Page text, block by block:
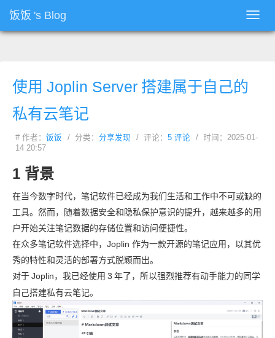
饭饭 's Blog
使用 Joplin Server 搭建属于自己的
私有云笔记
# 作者： 饭饭 / 分类： 分享发现 / 评论： 5 评论
/ 时间：2025-01-
14 20:57
1 背景
在当今数字时代，笔记软件已经成为我们生活和工作中不可或缺的
工具。然而，随着数据安全和隐私保护意识的提升，越来越多的用
户开始关注笔记数据的存储位置和访问便捷性。
在众多笔记软件选择中，Joplin 作为一款开源的笔记应用，以其优
秀的特性和灵活的部署方式脱颖而出。
对于Joplin，我已经使用 3 年了，所以强烈推荐有动手能力的同学
自己搭建私有云笔记。